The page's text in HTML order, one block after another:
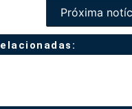
Próxima